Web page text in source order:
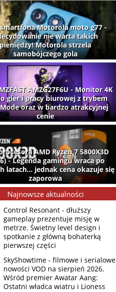
Motorola moto g77 -
nie warta takich
pieniędzy! Motorola strzela
samobójczego gola
AMZG27F6U - Monitor 4K
gier i pracy biurowej z trybem
oraz w bardzo atrakcyjnej
cenie
AMD Ryzen 7 5800X3D
- Legenda gamingu wraca po
latach... jednak cena okazuje się
zaporowa
Najnowsze aktualności
Control Resonant - dłuższy
gameplay prezentuje misję w
metrze. Świetny level design i
spotkanie z główną bohaterką
pierwszej części
SkyShowtime - filmowe i serialowe
nowości VOD na sierpień 2026.
Wśród premier Awatar Aang:
Ostatni władca wiatru i Lioness